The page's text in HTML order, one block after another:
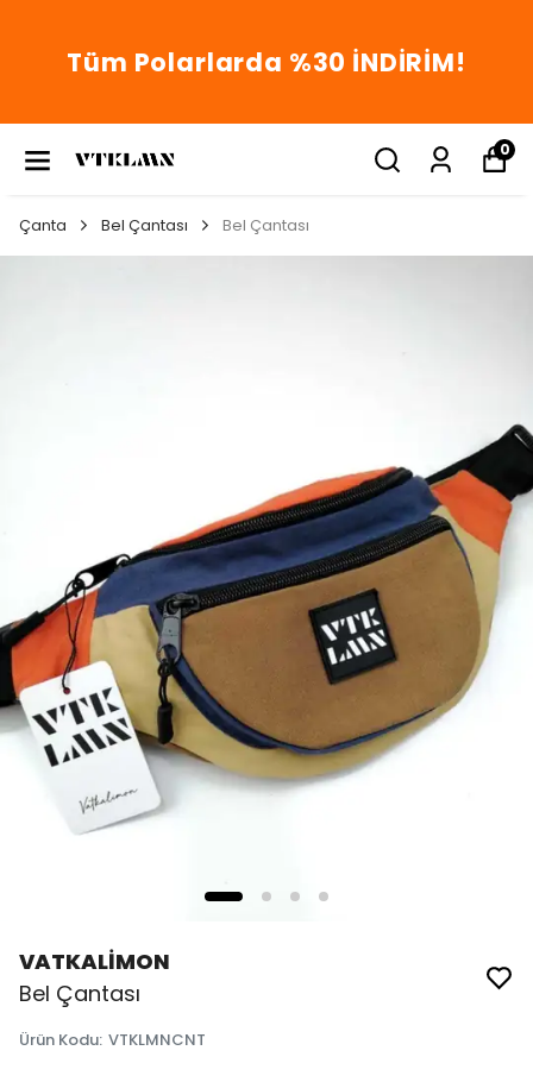
Tüm Polarlarda %30 İNDİRİM!
0
Çanta Bel Çantası Bel Çantası
VATKALİMON
Bel Çantası
Ürün Kodu: VTKLMNCNT